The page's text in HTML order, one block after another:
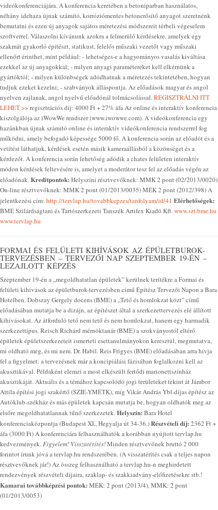
videókonferenciájára. A konferencia keretében a betoniparban használatos,
néhány idehaza újnak számító, korróziómentes betonerősítő anyagot szeretnénk
bemutatni és ezen új anyagok sajátos méretezési módszereit térbeli végeselem
szoftverrel. Válaszolni kívánunk azokra a felmerülő kérdésekre, amelyek egy
szakmát gyakorló építészt, statikust, felelős műszaki vezetőt vagy műszaki
ellenőrt érinthet, mint például: - lehetséges-e a hagyományos vasalás kiváltása
ezekkel az új anyagokkal; - milyen anyagi paramétereket kell elkérnünk a
gyártóktól; - milyen különbségek adódhatnak a méretezés tekintetében, hogyan
tudjuk ezeket kezelni; - szabványok álláspontja. Az előadások magyar és angol
nyelven zajlanak, angol nyelvű előadónál tolmácsolással.REGISZTRÁLNI ITT
LEHET >>regisztrációs díj: 4000 Ft + 27% áfa Az online és interaktív konferencia
kiszolgálója az iWowWe rendszer (www.iwowwe.com). A videókonferencia egy
hazánkban újnak számító online és interaktív videókonferencia rendszerrel fog
működni, amely befogadó képessége 5000 fő. A konferencia során az előadót és a
vetítést láthatjuk, kérdések esetén másik kameraállásból a közönséget és a
kérdezőt. A konferencia során lehetőség adódik a chates felületen interaktív
módon kérdések feltevésére is, amelyet a moderátor tesz fel az előadás végén az
előadónak.Kreditpontok: Helyszíni résztvevőknek: MMK 2 pont (02/2013/0020)
On-line résztvevőknek: MMK 2 pont (01/2013/0035) MÉK 2 pont (2012/398) A
jelentkezési cím: http://tervlap.hu/tovabbkepzes/tanfolyam/id/41 Elérhetőségek:
BME Szilárdságtani és Tartószerkezeti Tanszék Artifex Kiadó Kft.www.szt.bme.hu
www.tervlap.hu
FORMAI ÉS FELÜLETI KIHÍVÁSOK AZ ÉPÜLETBUROK-
TERVEZÉSBEN – TERVEZŐI NAP SZEPTEMBER 19-ÉN –
LEZAJLOTT KÉPZÉS
Szeptember 19-én a „megoldhatatlan épületek” kerülnek terítékre a Formai és
felületi kihívások az épületburok-tervezésben című Építész Tervezői Napon a Bara
Hotelben. Dobszay Gergely docens (BME) a „Tető és homlokzat közt” című
előadásában mutatja be a dizájn, az építészet által a szerkezettervezés elé állított
kihívásokat. Az átforduló tető nem tető és nem homlokzat, hanem egy harmadik
szerkezettípus. Reisch Richárd mérnöktanár (BME) a szokványostól eltérő
épületek épületszerkezeteit ismerteti esettanulmányokon keresztül, megmutatva,
mi oldható meg, és mi nem. Dr. Habil. Reis Frigyes (BME) előadásában arra hívja
fel a figyelmet: a tervezésnek már a koncipiálási fázisában foglalkozni kell az
akusztikával. Példaként elemzi a most elkészült fertődi marionettszínház
akusztikáját. Aktuális és a témához kapcsolódó jogi területeket tekint át Jámbor
Attila építési jogi szakértő (SZIE-YMÉTK), míg Vikár András Ybl-díjas építész az
Autóklub-székház és más épületek kapcsán mutatja be, hogyan oldhatók meg az
elsőre megoldhatatlannak tűnő szerkezetek.Helyszín: Bara Hotel
konferenciaközpontja (Budapest XI., Hegyalja út 34-36.)Részvételi díj: 2362 Ft +
áfa (3000 Ft) A konferenciára felhasználhatók a korábban nyújtott tervlap.hu
kedvezmények.Figyelem! Visszatérítés!Minden résztvevőnek bruttó 2 000
forintot írunk jóvá a tervlap.hu rendszerében. (A visszatérítés csak a teljes napon
résztvevőknek jár!) Az összeg felhasználható a tervlap.hu-n meghirdetett
rendezvények részvételi díjaira, szaklap- és szakkiadvány-előfizetésekre stb.!
Kamarai továbbképzési pontok: MÉK: 2 pont (2013/4), MMK: 2 pont
(01/2013/0053)